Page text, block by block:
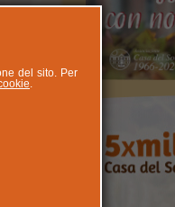
del sito. Per
.